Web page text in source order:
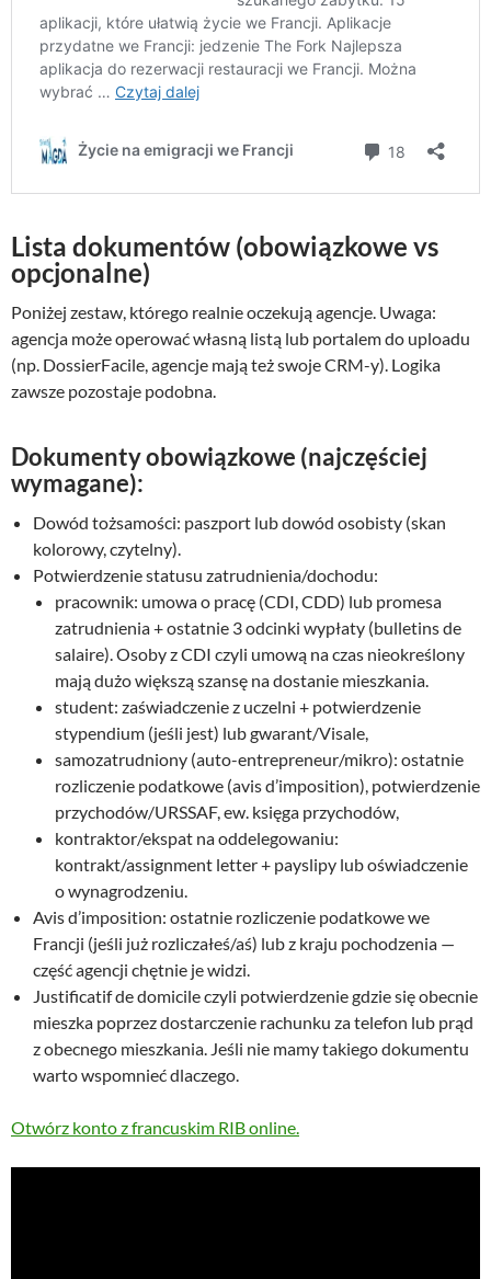
Lista dokumentów (obowiązkowe vs
opcjonalne)
Poniżej zestaw, którego realnie oczekują agencje. Uwaga:
agencja może operować własną listą lub portalem do uploadu
(np. DossierFacile, agencje mają też swoje CRM-y). Logika
zawsze pozostaje podobna.
Dokumenty obowiązkowe (najczęściej
wymagane):
Dowód tożsamości: paszport lub dowód osobisty (skan
kolorowy, czytelny).
Potwierdzenie statusu zatrudnienia/dochodu:
pracownik: umowa o pracę (CDI, CDD) lub promesa
zatrudnienia + ostatnie 3 odcinki wypłaty (bulletins de
salaire). Osoby z CDI czyli umową na czas nieokreślony
mają dużo większą szansę na dostanie mieszkania.
student: zaświadczenie z uczelni + potwierdzenie
stypendium (jeśli jest) lub gwarant/Visale,
samozatrudniony (auto-entrepreneur/mikro): ostatnie
rozliczenie podatkowe (avis d’imposition), potwierdzenie
przychodów/URSSAF, ew. księga przychodów,
kontraktor/ekspat na oddelegowaniu:
kontrakt/assignment letter + payslipy lub oświadczenie
o wynagrodzeniu.
Avis d’imposition: ostatnie rozliczenie podatkowe we
Francji (jeśli już rozliczałeś/aś) lub z kraju pochodzenia —
część agencji chętnie je widzi.
Justificatif de domicile czyli potwierdzenie gdzie się obecnie
mieszka poprzez dostarczenie rachunku za telefon lub prąd
z obecnego mieszkania. Jeśli nie mamy takiego dokumentu
warto wspomnieć dlaczego.
Otwórz konto z francuskim RIB online.